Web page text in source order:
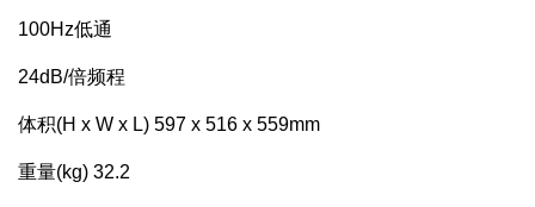
100Hz低通
24dB/倍频程
体积(H x W x L) 597 x 516 x 559mm
重量(kg) 32.2